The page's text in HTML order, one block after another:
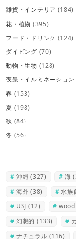
雑貨・インテリア (184)
花・植物 (395)
フード・ドリンク (124)
ダイビング (70)
動物・生物 (128)
夜景・イルミネーション
春 (153)
夏 (198)
秋 (84)
冬 (56)
沖縄 (327) 海
海外 (38) 水族
USJ (12) wood
幻想的 (133)
ナチュラル (116)